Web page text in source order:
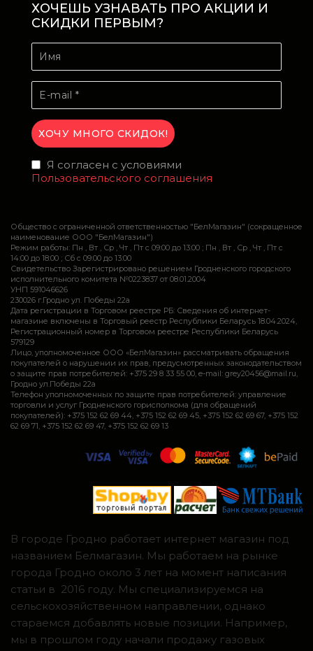
ХОЧЕШЬ УЗНАВАТЬ ПРО АКЦИИ И
СКИДКИ ПЕРВЫМ?
Я согласен с условиями
Пользовательского соглашения
Общество с ограниченной ответственностью "БелМагазин" (сокращенное
наименование ООО "БелМагазин")
Режим работы: Пн , Вт , Ср , Чт , Пт c 09:00 до 13:00 ; Пн , Вт , Ср , Чт , Пт c
14:00 до 18:00 ; Сб c 09:00 до 13:00
Свидетельство Зарегистрировано решением Гродненского городского
исполнительного комитета №0223837 от 08.01.2004
УНП 591046626
230026 г.Гродно ул. Победы 22а
Дата регистрации в Торговом реестре РБ: Сведения об интернет-
магазине включены в Торговый реестр Республики Беларусь 18.04.2024,
Регистрационный номер в Торговом реестре Республики Беларусь
579129
Лицо, уполномоченное ООО «БелМагазин» рассматривать обращения
покупателей о нарушении их прав, предусмотренных законодательством
о защите прав потребителей: +375 29 8 33 55 00, e-mail: grey20456@mail.ru,
Гродно ул.Победы 22а
Телефон уполномоченных по защите прав потребителей: управление
торговли и услуг Гродненского горисполкома (для обращений
покупателей): +375 152 62 69 44, +375 152 62 69 45, +375 152 62 69 67, +375 152
62 69 71, +375 152 62 69 47, +375 152 62 69 13
В городе Гродно работает интернет магазин под
названием Белмагазин. Мы работаем на рынке
города Гродно около 3 лет на момент написания
статьи в 2016 году. Мы специализируемся на
сельскохозяйственном направлении, однако
стараемся добавлять новые позиции. Например,
мы в прошлом году начали продажу газовых